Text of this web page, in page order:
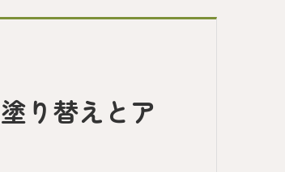
り替えとア